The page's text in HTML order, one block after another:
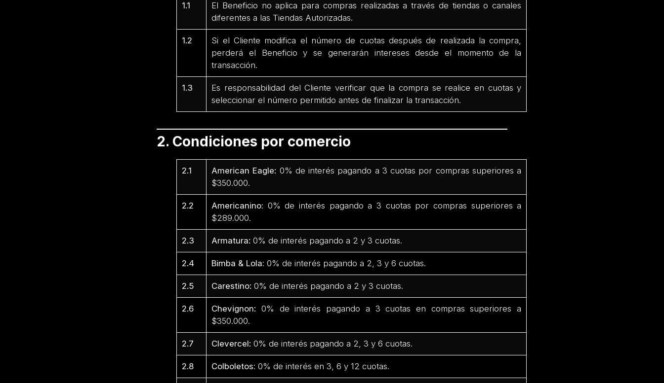
1.1
El Beneficio no aplica para compras realizadas a través de tiendas o canales
diferentes a las Tiendas Autorizadas.
1.2
Si el Cliente modifica el número de cuotas después de realizada la compra,
perderá el Beneficio y se generarán intereses desde el momento de la
transacción.
1.3
Es responsabilidad del Cliente verificar que la compra se realice en cuotas y
seleccionar el número permitido antes de finalizar la transacción.
2. Condiciones por comercio
2.1 American Eagle: 0% de interés pagando a 3 cuotas por compras superiores a
$350.000.
2.2 Americanino: 0% de interés pagando a 3 cuotas por compras superiores a
$289.000.
2.3 Armatura: 0% de interés pagando a 2 y 3 cuotas.
2.4 Bimba & Lola: 0% de interés pagando a 2, 3 y 6 cuotas.
2.5 Carestino: 0% de interés pagando a 2 y 3 cuotas.
2.6 Chevignon: 0% de interés pagando a 3 cuotas en compras superiores a
$350.000.
2.7 Clevercel: 0% de interés pagando a 2, 3 y 6 cuotas.
2.8 Colboletos: 0% de interés en 3, 6 y 12 cuotas.